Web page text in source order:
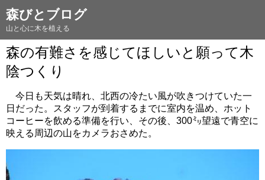
森びとブログ
山と心に木を植える
森の有難さを感じてほしいと願って木
陰つくり
今日も天気は晴れ、北西の冷たい風が吹きつけていた一
日だった。スタッフが到着するまでに室内を温め、ホット
コーヒーを飲める準備を行い、その後、300㍉望遠で青空に
映える周辺の山をカメラおさめた。